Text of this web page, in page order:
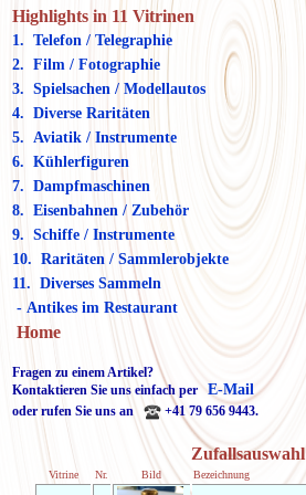
Highlights in 11 Vitrinen
1. Telefon / Telegraphie
2. Film / Fotographie
3. Spielsachen / Modellautos
4. Diverse Raritäten
5. Aviatik / Instrumente
6. Kühlerfiguren
7. Dampfmaschinen
8. Eisenbahnen / Zubehör
9. Schiffe / Instrumente
10. Raritäten / Sammlerobjekte
11. Diverses Sammeln
- Antikes im Restaurant
Home
Fragen zu einem Artikel?
Kontaktieren Sie uns einfach perE-Mail
oder rufen Sie uns an +41 79 656 9443.
Zufallsauswahl
Vitrine Nr. Bild Bezeichnung